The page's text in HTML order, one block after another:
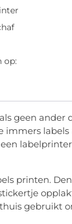
op:
geen ander
printen.
gebruikt